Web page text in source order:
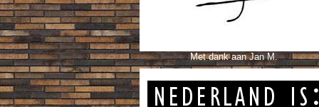
Met dank aan Jan M.